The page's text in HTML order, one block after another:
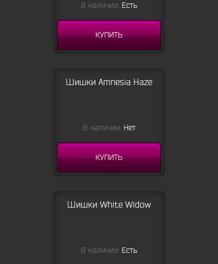
В наличии: Есть
КУПИТЬ
Шишки Amnesia Haze
В наличии: Нет
КУПИТЬ
Шишки White Widow
В наличии: Есть